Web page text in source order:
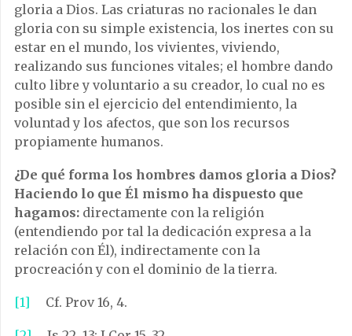
gloria a Dios. Las criaturas no racionales le dan
gloria con su simple existencia, los inertes con su
estar en el mundo, los vivientes, viviendo,
realizando sus funciones vitales; el hombre dando
culto libre y voluntario a su creador, lo cual no es
posible sin el ejercicio del entendimiento, la
voluntad y los afectos, que son los recursos
propiamente humanos.
¿De qué forma los hombres damos gloria a Dios?
Haciendo lo que Él mismo ha dispuesto que
hagamos: directamente con la religión
(entendiendo por tal la dedicación expresa a la
relación con Él), indirectamente con la
procreación y con el dominio de la tierra.
[1] Cf. Prov 16, 4.